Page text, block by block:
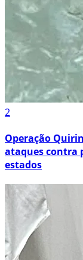
2
Operação
ataques contra
estados